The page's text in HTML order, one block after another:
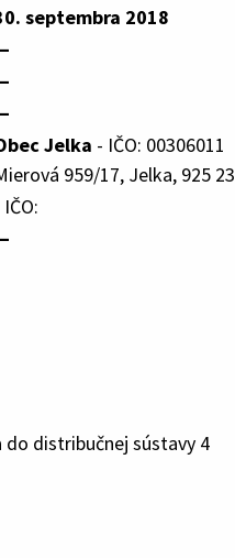
septembra 2018
Jelka - IČO: 00306011
959/17, Jelka, 925 23
IČO:
distribučnej sústavy 4